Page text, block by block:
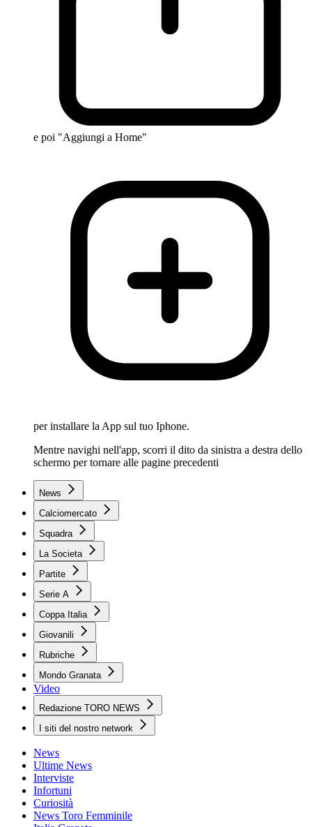
e poi "Aggiungi a Home"
per installare la App sul tuo Iphone.
Mentre navighi nell'app, scorri il dito da sinistra a destra dello
schermo per tornare alle pagine precedenti
News
Calciomercato
Squadra
La Societa
Partite
Serie A
Coppa Italia
Giovanili
Rubriche
Mondo Granata
Video
Redazione TORO NEWS
I siti del nostro network
News
Ultime News
Interviste
Infortuni
Curiosità
News Toro Femminile